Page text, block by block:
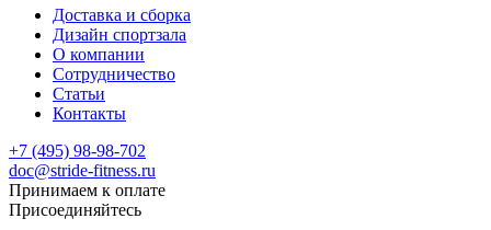
Доставка и сборка
Дизайн спортзала
О компании
Сотрудничество
Статьи
Контакты
+7 (495) 98-98-702
doc@stride-fitness.ru
Принимаем к оплате
Присоединяйтесь